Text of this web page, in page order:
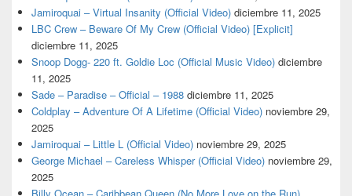
Jamiroquai – Virtual Insanity (Official Video) diciembre 11, 2025
LBC Crew – Beware Of My Crew (Official Video) [Explicit]
diciembre 11, 2025
Snoop Dogg- 220 ft. Goldie Loc (Official Music Video) diciembre
11, 2025
Sade – Paradise – Official – 1988 diciembre 11, 2025
Coldplay – Adventure Of A Lifetime (Official Video) noviembre 29,
2025
Jamiroquai – Little L (Official Video) noviembre 29, 2025
George Michael – Careless Whisper (Official Video) noviembre 29,
2025